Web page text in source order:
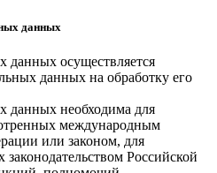
данных
данных осуществляется
данных на обработку его
данных необходима для
международным
или законом, для
Российской